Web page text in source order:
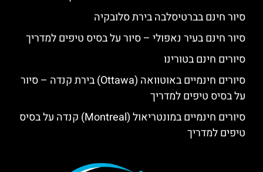
סיור חינם בברטיסלבה בירת סלובקיה
סיור חינם בעיר נאפולי – סיור על בסיס טיפים למדריך
סיורים חינם בטורינו
סיורים חינמיים באוטוואה (Ottawa) בירת קנדה – סיור
על בסיס טיפים למדריך
סיורים חינמיים במונטריאול (Montreal) קנדה על בסיס
טיפים למדריך